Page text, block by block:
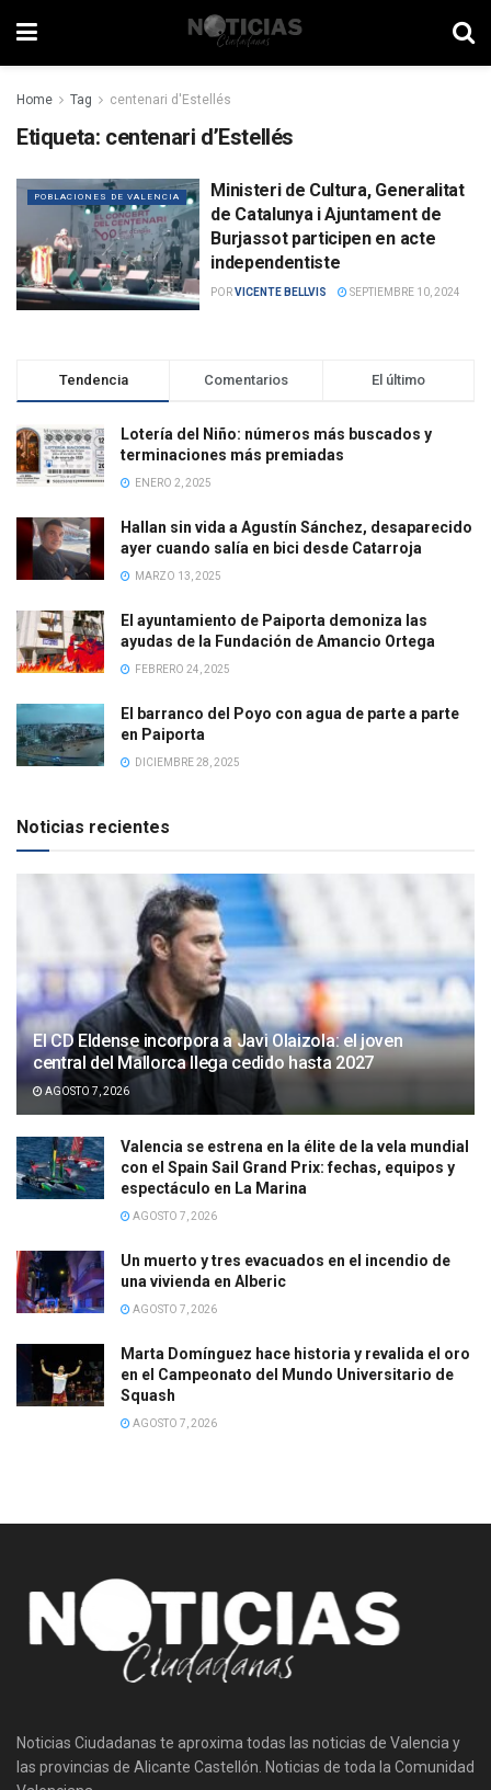
Home Tag centenari d'Estellés
Etiqueta: centenari d’Estellés
POBLACIONES DE VALENCIA
Ministeri de Cultura, Generalitat
de Catalunya i Ajuntament de
Burjassot participen en acte
independentiste
PORVICENTE BELLVIS SEPTIEMBRE 10, 2024
Tendencia Comentarios El último
Lotería del Niño: números más buscados y
terminaciones más premiadas
ENERO 2, 2025
Hallan sin vida a Agustín Sánchez, desaparecido
ayer cuando salía en bici desde Catarroja
MARZO 13, 2025
El ayuntamiento de Paiporta demoniza las
ayudas de la Fundación de Amancio Ortega
FEBRERO 24, 2025
El barranco del Poyo con agua de parte a parte
en Paiporta
DICIEMBRE 28, 2025
Noticias recientes
El CD Eldense incorpora a Javi Olaizola: el joven
central del Mallorca llega cedido hasta 2027
AGOSTO 7, 2026
Valencia se estrena en la élite de la vela mundial
con el Spain Sail Grand Prix: fechas, equipos y
espectáculo en La Marina
AGOSTO 7, 2026
Un muerto y tres evacuados en el incendio de
una vivienda en Alberic
AGOSTO 7, 2026
Marta Domínguez hace historia y revalida el oro
en el Campeonato del Mundo Universitario de
Squash
AGOSTO 7, 2026
Noticias Ciudadanas te aproxima todas las noticias de Valencia y
las provincias de Alicante Castellón. Noticias de toda la Comunidad